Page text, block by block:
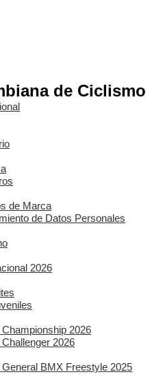
de Ciclismo
de Marca
de Datos Personales
2026
2026
2026
BMX Freestyle 2025